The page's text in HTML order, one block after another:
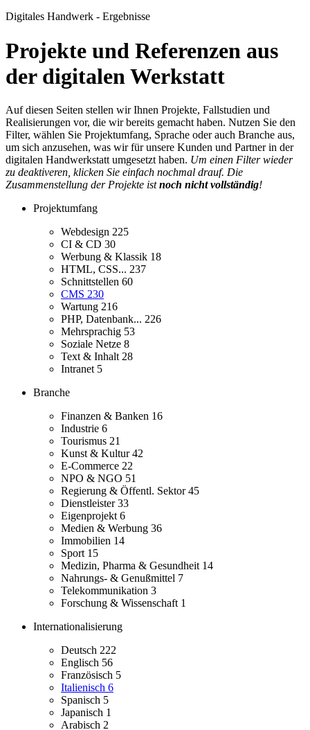
Digitales Handwerk - Ergebnisse
Projekte und Referenzen aus
der digitalen Werkstatt
Auf diesen Seiten stellen wir Ihnen Projekte, Fallstudien und
Realisierungen vor, die wir bereits gemacht haben. Nutzen Sie den
Filter, wählen Sie Projektumfang, Sprache oder auch Branche aus,
um sich anzusehen, was wir für unsere Kunden und Partner in der
digitalen Handwerkstatt umgesetzt haben. Um einen Filter wieder
zu deaktiveren, klicken Sie einfach nochmal drauf. Die
Zusammenstellung der Projekte istnoch nicht vollständig!
Projektumfang
Webdesign 225
CI & CD 30
Werbung & Klassik 18
HTML, CSS... 237
Schnittstellen 60
CMS 230
Wartung 216
PHP, Datenbank... 226
Mehrsprachig 53
Soziale Netze 8
Text & Inhalt 28
Intranet 5
Branche
Finanzen & Banken 16
Industrie 6
Tourismus 21
Kunst & Kultur42
E-Commerce 22
NPO & NGO 51
Regierung & Öffentl. Sektor45
Dienstleister33
Eigenprojekt 6
Medien & Werbung 36
Immobilien 14
Sport 15
Medizin, Pharma & Gesundheit 14
Nahrungs- & Genußmittel 7
Telekommunikation 3
Forschung & Wissenschaft 1
Internationalisierung
Deutsch 222
Englisch 56
Französisch 5
Italienisch 6
Spanisch 5
Japanisch 1
Arabisch 2